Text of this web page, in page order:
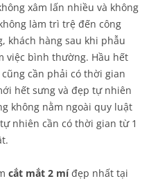
xâm lấn nhiều và không
làm trì trệ đến công
khách hàng sau khi phẫu
việc bình thường. Hầu hết
cần phải có thời gian
hết sưng và đẹp tự nhiên
không nằm ngoài quy luật
nhiên cần có thời gian từ 1
cắt mắt 2 míđẹp nhất tại